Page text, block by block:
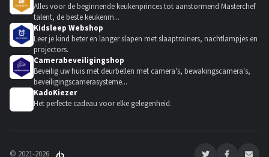
Alles voor de beginnende keukenprinces tot aanstormend Masterchef
talent, de beste keukenm...
Kidsleep Webshop
Leer je kind beter en langer slapen met slaaptrainers, nachtlampjes en
projectors.
Camerabeveiligingshop
Beveilig uw huis met deurbellen met camera's, bewakingscamera's,
beveiligingscamerasysteme...
KadoKiezer
Het perfecte cadeau voor elke gelegenheid.
© 2021-2026